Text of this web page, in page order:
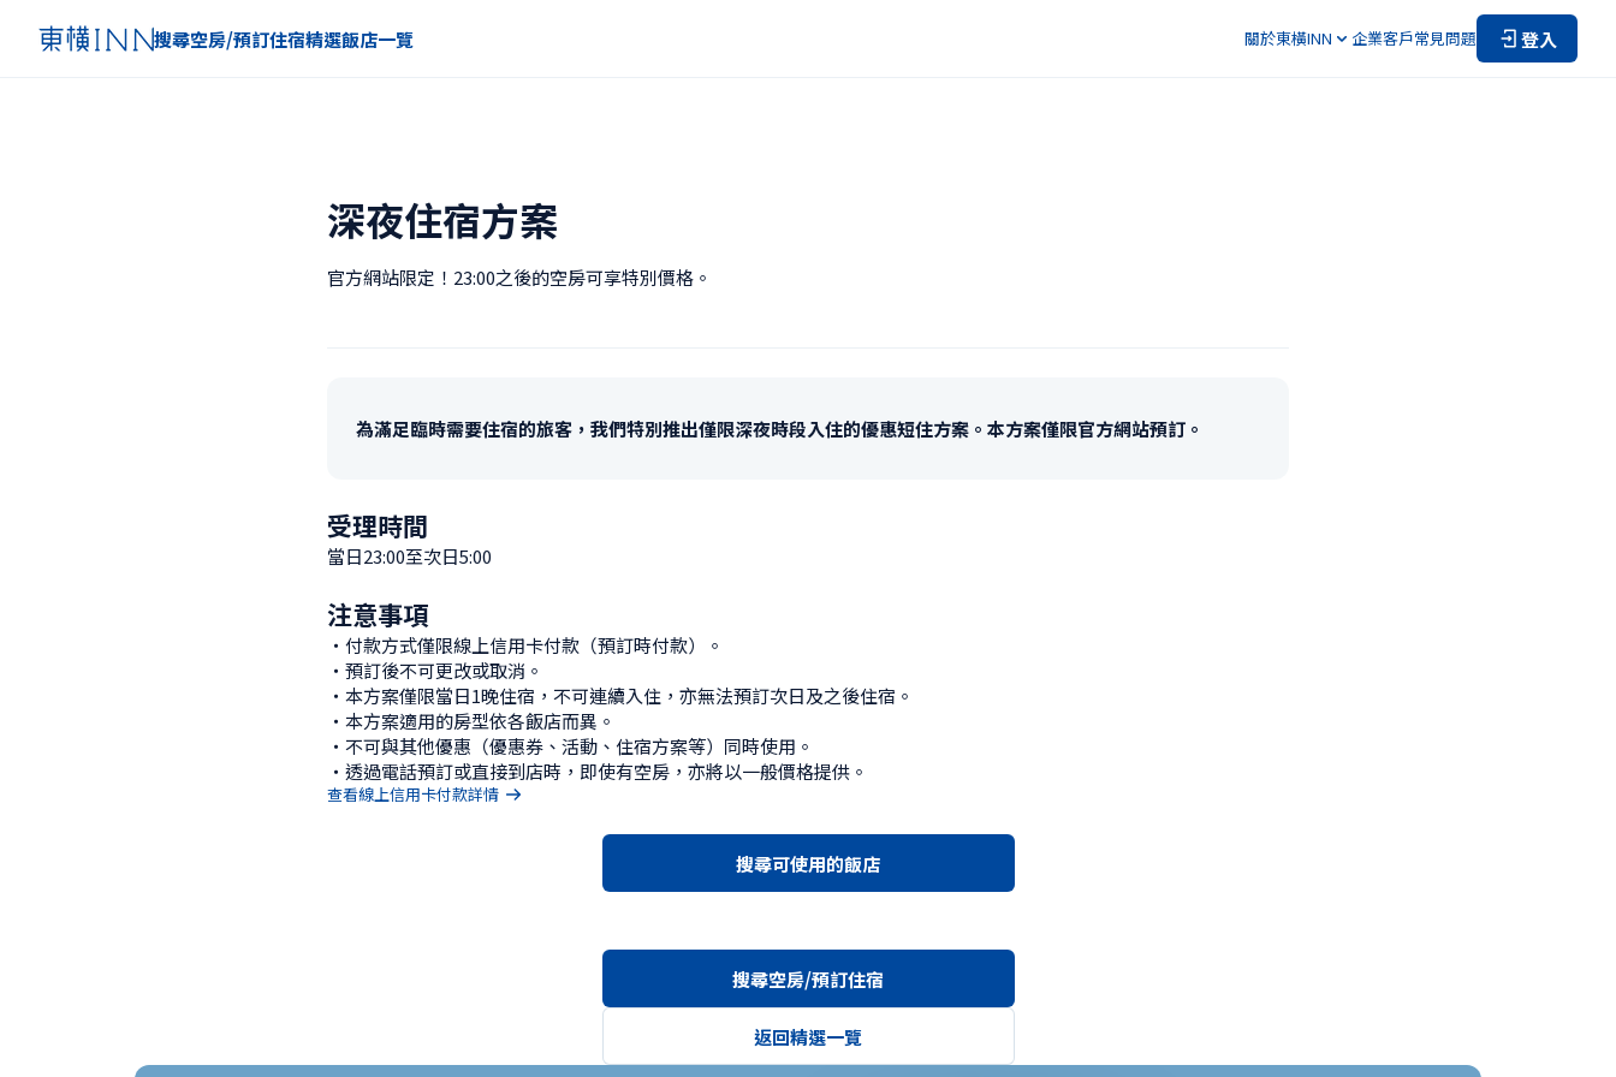
搜尋空房/預訂住宿精選飯店一覽 關於東橫INN 企業客戶常見問題 登入
深夜住宿方案
官方網站限定！23:00之後的空房可享特別價格。
為滿足臨時需要住宿的旅客，我們特別推出僅限深夜時段入住的優惠短住方案。本方案僅限官方網站預訂。
受理時間
當日23:00至次日5:00
注意事項
・付款方式僅限線上信用卡付款（預訂時付款）。
・預訂後不可更改或取消。
・本方案僅限當日1晚住宿，不可連續入住，亦無法預訂次日及之後住宿。
・本方案適用的房型依各飯店而異。
・不可與其他優惠（優惠券、活動、住宿方案等）同時使用。
・透過電話預訂或直接到店時，即使有空房，亦將以一般價格提供。
查看線上信用卡付款詳情
搜尋可使用的飯店
搜尋空房/預訂住宿
返回精選一覽